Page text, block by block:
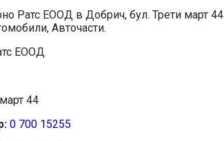
Ратс ЕООД в Добрич, бул. Трети март 44
Авточасти.
ЕООД
44
0 700 15255